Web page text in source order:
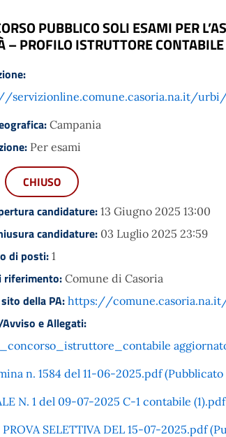
PUBBLICO SOLI ESAMI PER
– PROFILO ISTRUTTORE
servizionline.comune.casoria.na.it/urbi/
Campania
Per esami
CHIUSO
candidature:13 Giugno 2025 13:00
candidature: 03 Luglio 2025 23:59
di posti: 1
riferimento:Comune di Casoria
della PA: https://
e Allegati:
n. 1584 del 11-06-2025.pdf
N. 1 del 09-07-2025 C-1 contabile
PROVA SELETTIVA DEL 15-07-2025.pdf